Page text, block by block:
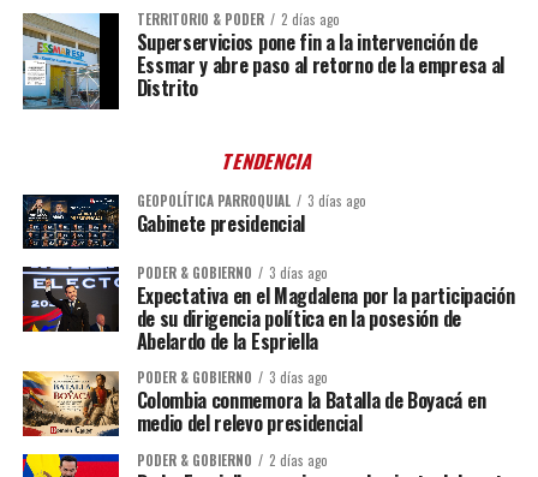
TERRITORIO & PODER 2 días ago
Superservicios pone fin a la intervención de
Essmar y abre paso al retorno de la empresa al
Distrito
TENDENCIA
GEOPOLÍTICA PARROQUIAL 3 días ago
Gabinete presidencial
PODER & GOBIERNO 3 días ago
Expectativa en el Magdalena por la participación
de su dirigencia política en la posesión de
Abelardo de la Espriella
PODER & GOBIERNO 3 días ago
Colombia conmemora la Batalla de Boyacá en
medio del relevo presidencial
PODER & GOBIERNO 2 días ago